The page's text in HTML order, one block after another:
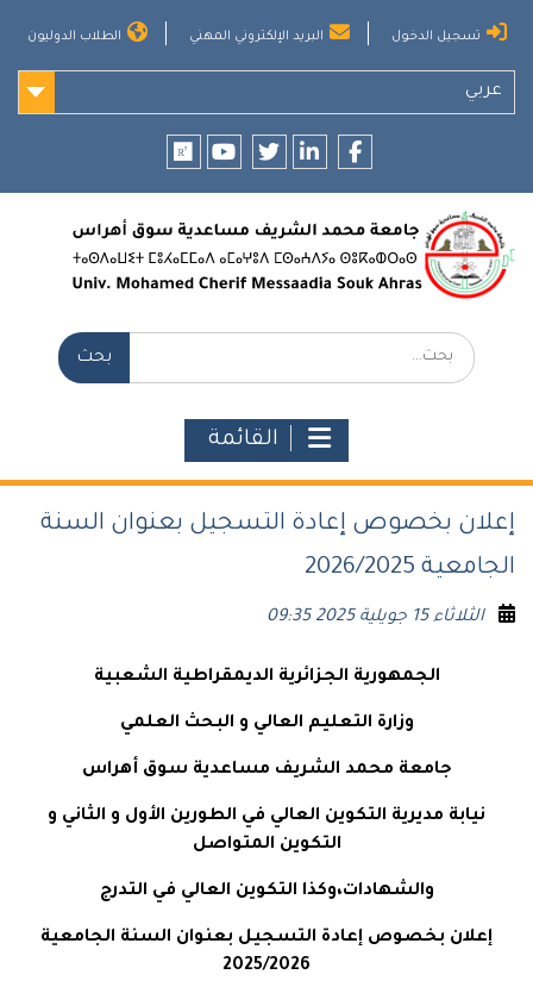
تسجيل الدخول البريد الإلكتروني المهني الطلاب الدوليون
عربي
بحث:
القائمة
إعلان بخصوص إعادة التسجيل بعنوان السنة
الجامعية 2026/2025
الثلاثاء 15 جويلية 2025 09:35
الجمهورية الجزائرية الديمقراطية الشعبية
وزارة التعليم العالي و البحث العلمي
جامعة محمد الشريف مساعدية سوق أهراس
نيابة مديرية التكوين العالي في الطورين الأول و الثاني و
التكوين المتواصل
والشهادات،وكذا التكوين العالي في التدرج
إعلان بخصوص إعادة التسجيل بعنوان السنة الجامعية
2025/2026